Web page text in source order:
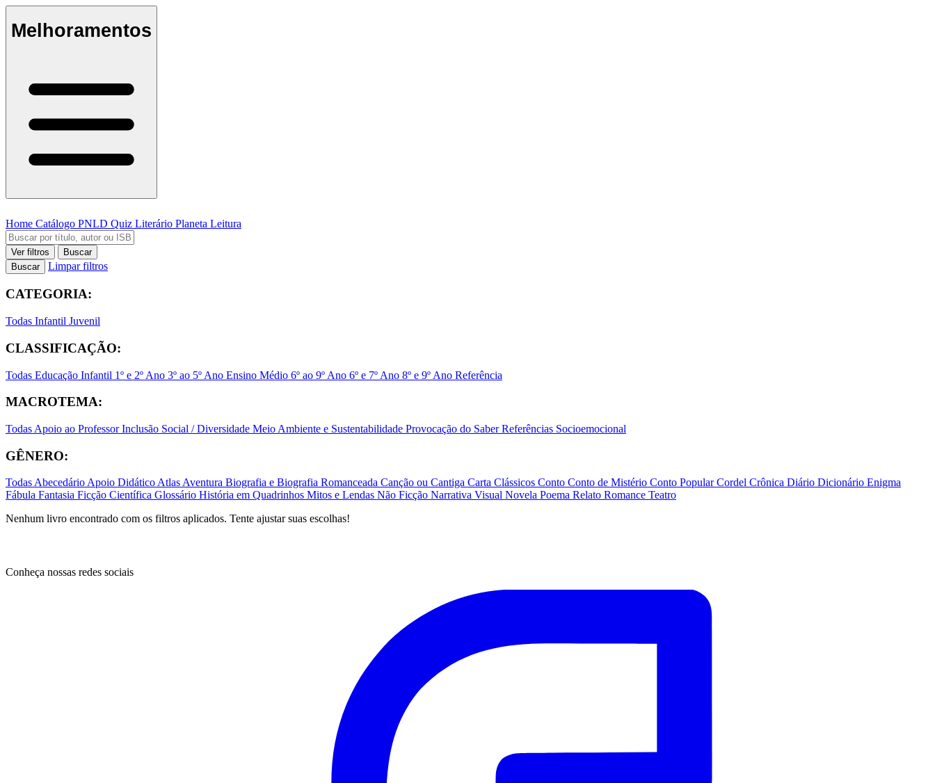
Melhoramentos
Home Catálogo PNLD Quiz Literário Planeta Leitura
Ver filtros
Buscar
Buscar
Limpar filtros
CATEGORIA:
Todas Infantil Juvenil
CLASSIFICAÇÃO:
Todas Educação Infantil 1º e 2º Ano 3º ao 5º Ano Ensino Médio 6º ao 9º Ano 6º e 7º Ano 8º e 9º Ano Referência
MACROTEMA:
Todas Apoio ao ProfessorInclusão Social / Diversidade Meio Ambiente e Sustentabilidade Provocação do SaberReferências Socioemocional
GÊNERO:
TodasAbecedárioApoio DidáticoAtlasAventura Biografia e Biografia Romanceada Canção ou Cantiga Carta Clássicos Conto Conto de Mistério Conto PopularCordel Crônica Diário Dicionário Enigma
Fábula Fantasia Ficção Científica Glossário História em Quadrinhos Mitos e Lendas Não Ficção Narrativa Visual Novela Poema Relato Romance Teatro
Nenhum livro encontrado com os filtros aplicados. Tente ajustar suas escolhas!
Conheça nossas redes sociais